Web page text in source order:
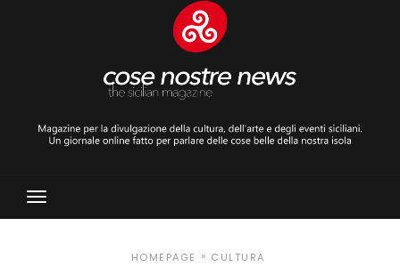
Toggle
Navigation
HOMEPAGE » CULTURA